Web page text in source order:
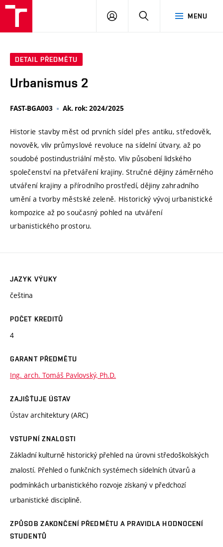
MENU
PŘIHLÁSIT
DETAIL PŘEDMĚTU
Urbanismus 2
FAST-BGA003 Ak. rok: 2024/2025
Historie stavby měst od prvních sídel přes antiku, středověk,
novověk, vliv průmyslové revoluce na sídelní útvary, až po
soudobé postindustriální město. Vliv působení lidského
společenství na přetváření krajiny. Stručné dějiny záměrného
utváření krajiny a přírodního prostředí, dějiny zahradního
umění a tvorby městské zeleně. Historický vývoj urbanistické
kompozice až po současný pohled na utváření
urbanistického prostoru.
JAZYK VÝUKY
čeština
POČET KREDITŮ
4
GARANT PŘEDMĚTU
Ing. arch. Tomáš Pavlovský, Ph.D.
ZAJIŠŤUJE ÚSTAV
Ústav architektury (ARC)
VSTUPNÍ ZNALOSTI
Základní kulturně historický přehled na úrovni středoškolských
znalostí. Přehled o funkčních systémech sídelních útvarů a
podmínkách urbanistického rozvoje získaný v předchozí
urbanistické disciplině.
ZPŮSOB ZAKONČENÍ PŘEDMĚTU A PRAVIDLA HODNOCENÍ
STUDENTŮ